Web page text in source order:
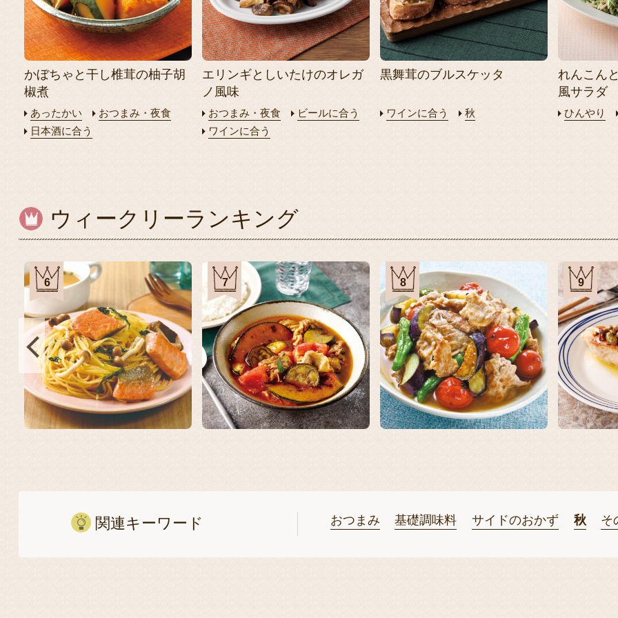
かぼちゃと干し椎茸の柚子胡
椒煮
あったかい
おつまみ・夜食
日本酒に合う
エリンギとしいたけのオレガ
ノ風味
おつまみ・夜食
ビールに合う
ワインに合う
黒舞茸のブルスケッタ
ワインに合う 秋
れんこん
風サラダ
ひんやり
ウィークリーランキング
6 7 8 9
関連キーワード おつまみ 基礎調味料 サイドのおかず 秋 そ